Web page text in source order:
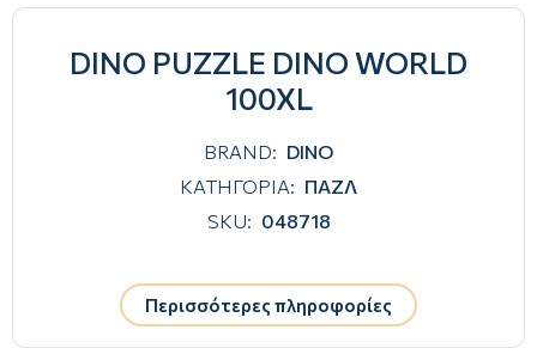
DINO PUZZLE DINO WORLD
100XL
BRAND: DINO
ΚΑΤΗΓΟΡΙΑ: ΠΑΖΛ
SKU: 048718
Περισσότερες πληροφορίες